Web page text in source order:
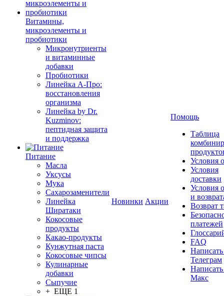
Витамины,
микроэлементы и
пробиотики
Микронутриенты
и витаминные
добавки
Пробиотики
Линейка А-Про:
восстановления
организма
Линейка by Dr.
Kuzminov:
пептидная защита
и поддержка
Питание
Масла
Уксусы
Мука
Сахарозаменители
Линейка
Ширатаки
Кокосовые
продукты
Какао-продукты
Кунжутная паста
Кокосовые чипсы
Кулинарные
добавки
Сыпучие
+ ЕЩЕ 1
Новинки Акции
Помощь
Таблица
Условия
Условия
доставки
Условия
и
Возврат
платежей
FAQ
Телеграм
Макс